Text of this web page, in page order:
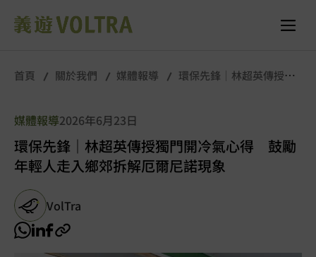
首頁 關於我們 媒體報導
環保先鋒｜林超英傳授獨
媒體報導2026年6月23日
環保先鋒｜林超英傳授獨門開冷氣心得 鼓勵
年輕人走入鄉郊拆解厄爾尼諾現象
VolTra